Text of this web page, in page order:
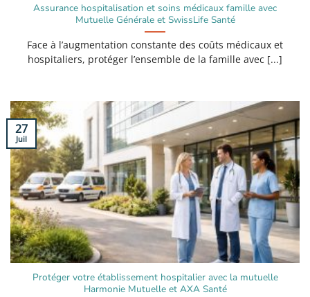
Assurance hospitalisation et soins médicaux famille avec
Mutuelle Générale et SwissLife Santé
Face à l’augmentation constante des coûts médicaux et
hospitaliers, protéger l’ensemble de la famille avec [...]
Protéger votre établissement hospitalier avec la mutuelle
Harmonie Mutuelle et AXA Santé
27
Juil